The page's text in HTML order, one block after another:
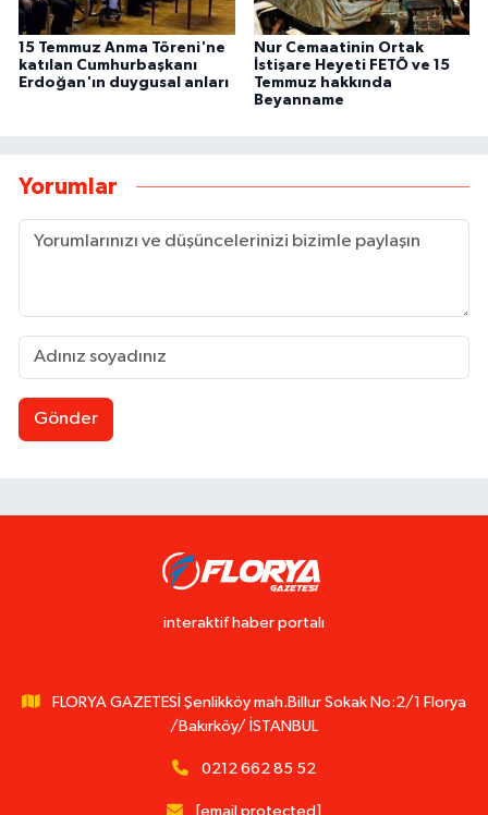
15 Temmuz Anma Töreni'ne
katılan Cumhurbaşkanı
Erdoğan'ın duygusal anları
Nur Cemaatinin Ortak
İstişare Heyeti FETÖ ve 15
Temmuz hakkında
Beyanname
Yorumlar
Gönder
interaktif haber portalı
FLORYA GAZETESİ Şenlikköy mah.Billur Sokak No:2/1 Florya
/Bakırköy/ İSTANBUL
0212 662 85 52
[email protected]